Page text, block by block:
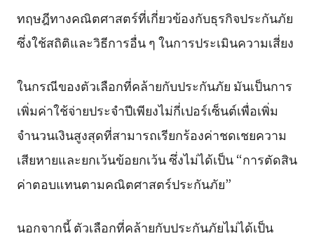
ทฤษฎีทางคณิตศาสตร์ที่เกี่ยวข้องกับธุรกิจประกันภัย
ซึ่งใช้สถิติและวิธีการอื่น ๆ ในการประเมินความเสี่ยง
ในกรณีของตัวเลือกที่คล้ายกับประกันภัย มันเป็นการ
เพิ่มค่าใช้จ่ายประจำปีเพียงไม่กี่เปอร์เซ็นต์เพื่อเพิ่ม
จำนวนเงินสูงสุดที่สามารถเรียกร้องค่าชดเชยความ
เสียหายและยกเว้นข้อยกเว้น ซึ่งไม่ได้เป็น “การตัดสิน
ค่าตอบแทนตามคณิตศาสตร์ประกันภัย”
นอกจากนี้ ตัวเลือกที่คล้ายกับประกันภัยไม่ได้เป็น